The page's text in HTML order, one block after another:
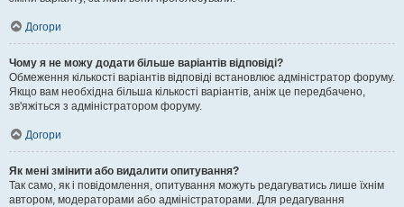
Догори
Чому я не можу додати більше варіантів відповіді?
Обмеження кількості варіантів відповіді встановлює адміністратор форуму.
Якщо вам необхідна більша кількості варіантів, аніж це передбачено,
зв'яжіться з адміністратором форуму.
Догори
Як мені змінити або видалити опитування?
Так само, як і повідомлення, опитування можуть редагуватись лише їхнім
автором, модераторами або адміністраторами. Для редагування